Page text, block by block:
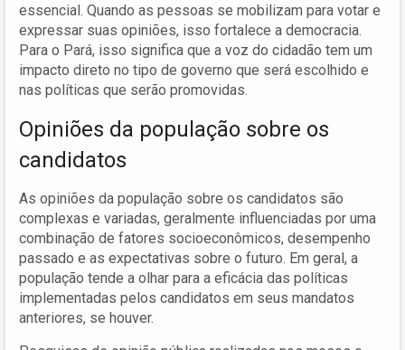
essencial. Quando as pessoas se mobilizam para votar e
expressar suas opiniões, isso fortalece a democracia.
Para o Pará, isso significa que a voz do cidadão tem um
impacto direto no tipo de governo que será escolhido e
nas políticas que serão promovidas.
Opiniões da população sobre os
candidatos
As opiniões da população sobre os candidatos são
complexas e variadas, geralmente influenciadas por uma
combinação de fatores socioeconômicos, desempenho
passado e as expectativas sobre o futuro. Em geral, a
população tende a olhar para a eficácia das políticas
implementadas pelos candidatos em seus mandatos
anteriores, se houver.